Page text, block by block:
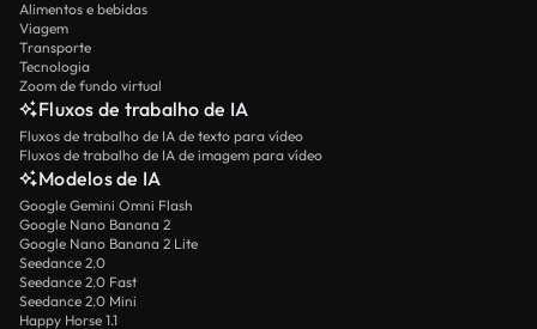
Alimentos e bebidas
Viagem
Transporte
Tecnologia
Zoom de fundo virtual
Fluxos de trabalho de IA
Fluxos de trabalho de IA de texto para vídeo
Fluxos de trabalho de IA de imagem para vídeo
Modelos de IA
Google Gemini Omni Flash
Google Nano Banana 2
Google Nano Banana 2 Lite
Seedance 2.0
Seedance 2.0 Fast
Seedance 2.0 Mini
Happy Horse 1.1